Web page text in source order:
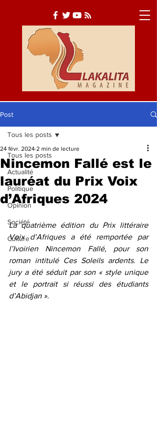
Actualité
Société
Culture
Post
Tous les posts
Actualité
Politique
Opinion
Société
Culture
Tous les posts
Nincemon Fallé est le
lauréat du Prix Voix
d’Afriques 2024
24 févr. 2024 2 min de lecture
La quatrième édition du Prix littéraire
Voix d’Afriques a été remportée par
l’Ivoirien Nincemon Fallé, pour son
roman intitulé Ces Soleils ardents. Le
jury a été séduit par son « style unique
et le portrait si réussi des étudiants
d’Abidjan ».